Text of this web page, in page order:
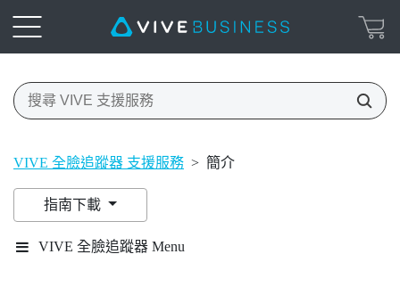
VIVE 全臉追蹤器 支援服務 > 簡介
指南下載
VIVE 全臉追蹤器 Menu